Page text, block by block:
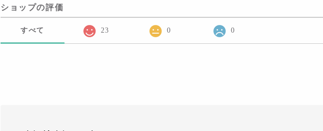
ショップの評価
すべて 23 0 0